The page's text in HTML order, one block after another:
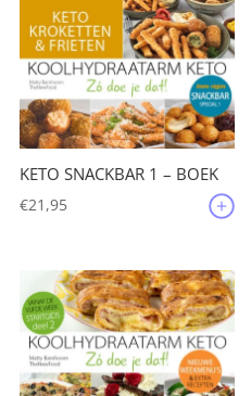
KETO SNACKBAR 1 – BOEK
€21,95